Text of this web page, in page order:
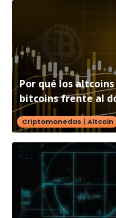
Criptomonedas | Altcoin
Por qué los
bitcoins frente al